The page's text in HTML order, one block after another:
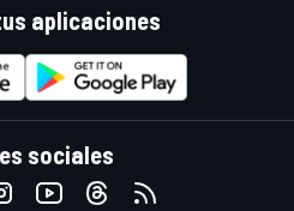
aplicaciones
sociales